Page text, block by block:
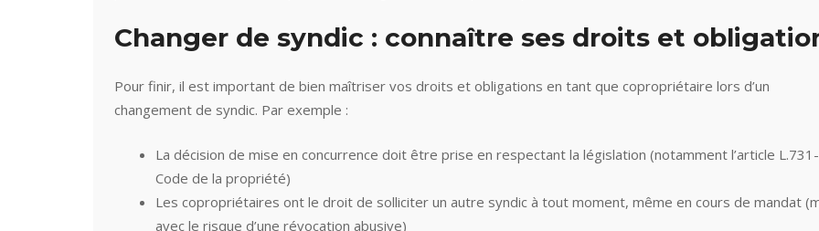
Changer de syndic : connaître ses droits et
Pour finir, il est important de bien maîtriser vos droits et obligations en tant que copropriétaire lors d’un
changement de syndic. Par exemple :
La décision de mise en concurrence doit être prise en respectant la législation (notamment l’article
Code de la propriété)
Les copropriétaires ont le droit de solliciter un autre syndic à tout moment, même en cours de mandat
avec le risque d’une révocation abusive)